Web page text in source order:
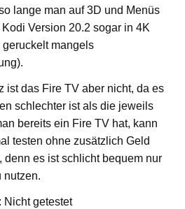
lange man auf 3D und Menüs
Version 20.2 sogar in 4K
mangels
ist das Fire TV aber nicht, da es
schlechter ist als die jeweils
bereits ein Fire TV hat, kann
testen ohne zusätzlich Geld
denn es ist schlicht bequem nur
nutzen.
Nicht getestet